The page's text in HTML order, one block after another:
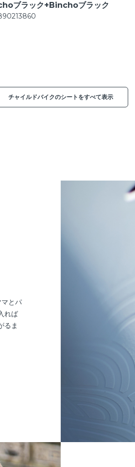
ブラック+Binchoブラック
チャイルドバイクのシートをすべて表示
とパ
れば
るま